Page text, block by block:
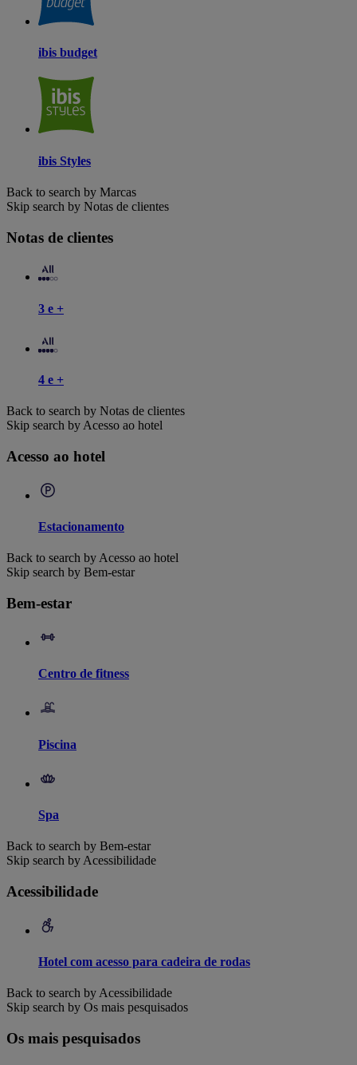
ibis budget
ibis Styles
Back to search by Marcas
Skip search by Notas de clientes
Notas de clientes
3 e +
4 e +
Back to search by Notas de clientes
Skip search by Acesso ao hotel
Acesso ao hotel
Estacionamento
Back to search by Acesso ao hotel
Skip search by Bem-estar
Bem-estar
Centro de fitness
Piscina
Spa
Back to search by Bem-estar
Skip search by Acessibilidade
Acessibilidade
Hotel com acesso para cadeira de rodas
Back to search by Acessibilidade
Skip search by Os mais pesquisados
Os mais pesquisados